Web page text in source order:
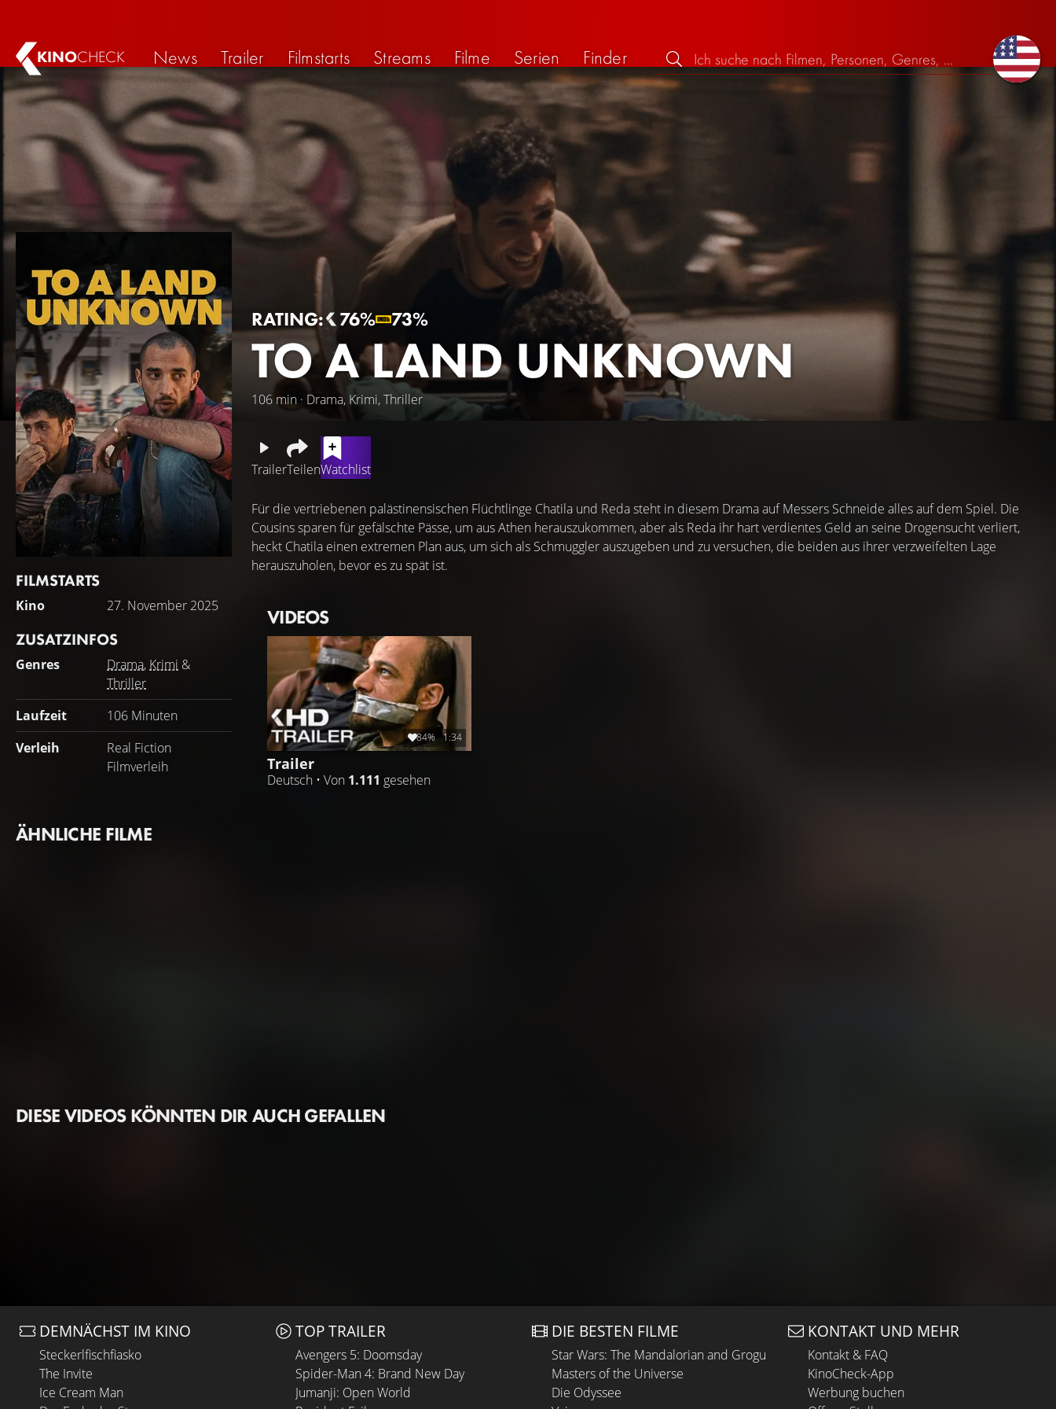
KINOCHECK News Trailer Filmstarts Streams Filme Serien Finder
RATING: 76% 73%
TO A LAND UNKNOWN
106 min · Drama, Krimi, Thriller
FILMSTARTS
Kino 27. November 2025
ZUSATZINFOS
Genres Drama, Krimi &
Thriller
Laufzeit
106 Minuten
Verleih
Real Fiction
Filmverleih
TrailerTeilenWatchlist
Für die vertriebenen palästinensischen Flüchtlinge Chatila und Reda steht in diesem Drama auf Messers Schneide alles auf dem Spiel. Die
Cousins sparen für gefälschte Pässe, um aus Athen herauszukommen, aber als Reda ihr hart verdientes Geld an seine Drogensucht verliert,
heckt Chatila einen extremen Plan aus, um sich als Schmuggler auszugeben und zu versuchen, die beiden aus ihrer verzweifelten Lage
herauszuholen, bevor es zu spät ist.
VIDEOS
84% 1:34
Trailer
Deutsch • Von 1.111 gesehen
ÄHNLICHE FILME
DIESE VIDEOS KÖNNTEN DIR AUCH GEFALLEN
DEMNÄCHST IM KINO
Steckerlfischfiasko
The Invite
Ice Cream Man
TOP TRAILER
Avengers 5: Doomsday
Spider-Man 4: Brand New Day
Jumanji: Open World
DIE BESTEN FILME
Star Wars: The Mandalorian and Grogu
Masters of the Universe
Die Odyssee
KONTAKT UND MEHR
Kontakt & FAQ
KinoCheck-App
Werbung buchen